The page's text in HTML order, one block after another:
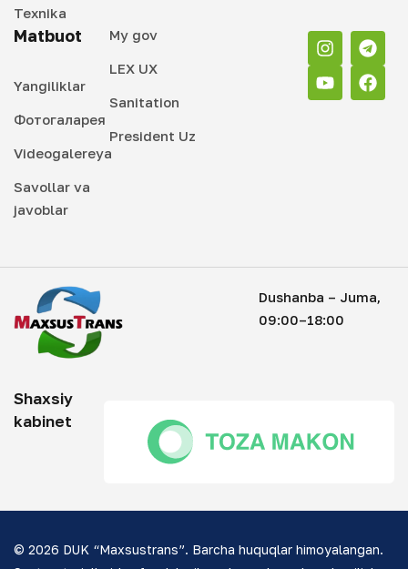
Texnika
Matbuot
Yangiliklar
Фотогаларея
Videogalereya
Savollar va
javoblar
My gov
LEX UX
Sanitation
President Uz
Dushanba – Juma,
09:00–18:00
Shaxsiy
kabinet
© 2026 DUK “Maxsustrans”. Barcha huquqlar himoyalangan.